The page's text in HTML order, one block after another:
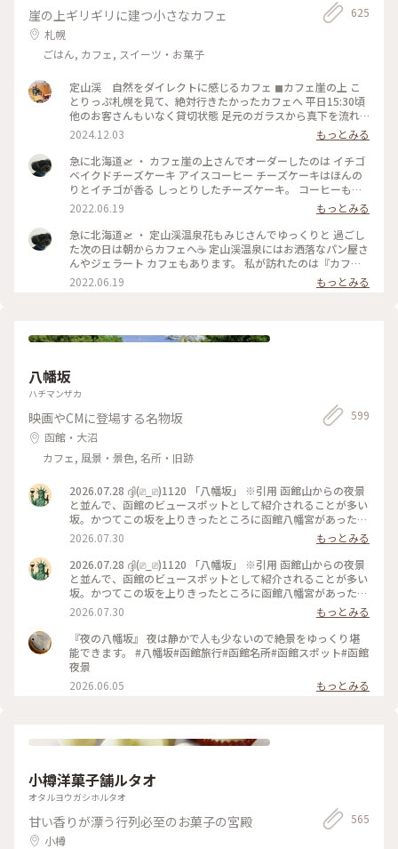
崖の上ギリギリに建つ小さなカフェ
札幌
ごはん, カフェ, スイーツ・お菓子
625
定山渓 自然をダイレクトに感じるカフェ ◼︎カフェ崖の上 こ
とりっぷ札幌を見て、絶対行きたかったカフェへ 平日15:30頃
他のお客さんもいなく貸切状態 足元のガラスから真下を流れ
る清流が眺められる席を選び、川のせせらぎと(実際は前日の
雨のせいか結構激しい流れ)静かな店内に流れる音楽に癒し𓅨
リスとか会いたかった🐿️💕 コーヒーもケーキも美味しくっ
て、また色んな季節も感じたい素敵なお店でした！ #ベストト
リップ2024 #北海道 #札幌 #定山渓
2024.12.03
もっとみる
急に北海道🛫 ・ カフェ崖の上さんでオーダーしたのは イチゴ
ベイクドチーズケーキ アイスコーヒー チーズケーキはほんの
りとイチゴが香る しっとりしたチーズケーキ。 コーヒーもス
ッキリとした軽いコーヒーで 朝にはピッタリでした☺️ ・ #ア
ートみたいな景色 #Myことりっぷ #カフェ崖の上 #定山渓 #定
山渓温泉
2022.06.19
もっとみる
急に北海道🛫 ・ 定山渓温泉花もみじさんでゆっくりと 過ごし
た次の日は朝からカフェへ☕ 定山渓温泉にはお洒落なパン屋さ
んやジェラート カフェもあります。 私が訪れたのは『カフェ
崖の上』さん。 本当に崖の上に建ってまーす！ちょっと怖
い。 店内は静かなボサノヴァが流れ、コーヒーの 良い香りが
2022.06.19 もっとみる
八幡坂
ハチマンザカ
映画やCMに登場する名物坂
函館・大沼
カフェ, 風景・景色, 名所・旧跡
599
2026.07.28 ദ്ദി(⎚_⎚)1120 「八幡坂」 ※引用 函館山からの夜景
と並んで、函館のビュースポットとして紹介されることが多い
坂。かつてこの坂を上りきったところに函館八幡宮があったと
され、名前の由来となっている。 日中来たのは初めてでした
😄 あまり、うまく撮れてないですが😅 で、そこから近隣を
散歩しましたが、やはり日中に歩くと色々発見しますね👀✨️ 画
像はありませんが、最近北海道の情報番組では取り上げてる話
題の「街角クレープ」を見つけました🤤 ※気になる方はググ
ってみてください（笑） 最後にそのまま金森倉庫まで歩いて、
買物してました✨️ #北海道#函館市#八幡坂#船魂神社#カトリッ
ク教会#金森倉庫#散歩#観光#函館旅行
2026.07.30
もっとみる
2026.07.28 ദ്ദി(⎚_⎚)1120 「八幡坂」 ※引用 函館山からの夜景
と並んで、函館のビュースポットとして紹介されることが多い
坂。かつてこの坂を上りきったところに函館八幡宮があったと
され、名前の由来となっている。 日中来たのは初めてでした
😄 あまり、うまく撮れてないですが😅 で、そこから近隣を
散歩しましたが、やはり日中に歩くと色々発見しますね👀✨️ 画
像はありませんが、最近話題の「街角クレープ」を見つけまし
た🤤 #北海道#函館市#八幡坂#カトリック教会#船魂神社#散歩
2026.07.30
もっとみる
『夜の八幡坂』 夜は静かで人も少ないので絶景をゆっくり堪
能できます。 #八幡坂#函館旅行#函館名所#函館スポット#函館
夜景
2026.06.05
もっとみる
小樽洋菓子舗ルタオ
オタルヨウガシホルタオ
甘い香りが漂う行列必至のお菓子の宮殿
小樽
565